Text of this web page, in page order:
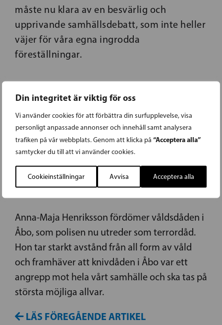
Din integritet är viktig för oss
Vi använder cookies för att förbättra din surfupplevelse, visa
personligt anpassade annonser och innehåll samt analysera
trafiken på vår webbplats. Genom att klicka på “Acceptera alla”
samtycker du till att vi använder cookies.
Cookieinställningar Avvisa Acceptera alla
måste nu klara av en besvärlig och
upprivande samhällsdebatt, som inte heller
väjer för våra egna ingrodda
föreställningar.
19.08.2017
HENRIKSSON: ONDSKAN SLOG TILL MITT
IBLAND OSS
Anna-Maja Henriksson fördömer våldsdåden i
Åbo, som polisen nu utreder som terrordåd.
Hon tar starkt avstånd från all form av våld
och framhäver att knivdåden i Åbo var ett
angrepp mot hela vårt samhälle och ska tas på
största möjliga allvar.
LÄS FÖREGÅENDE ARTIKEL